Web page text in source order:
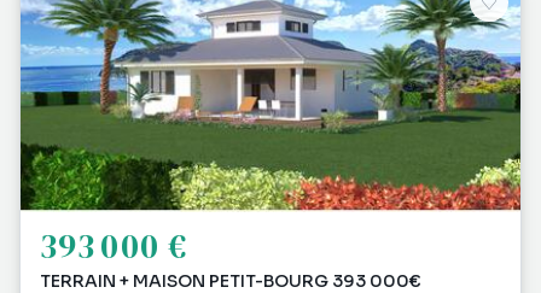
393 000 €
TERRAIN + MAISON PETIT-BOURG 393 000€